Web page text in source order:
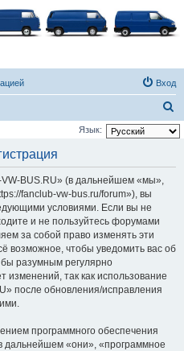
Вход
о
Язык:
BUS.RU» (в дальнейшем «мы»,
fanclub-vw-bus.ru/forum»), вы
условиями. Если вы не
и не пользуйтесь форумами
за собой право изменять эти
возможное, чтобы уведомить вас об
разумным регулярно
изменений, так как использование
после обновления/исправления
программного обеспечения
дальнейшем «они», «программное